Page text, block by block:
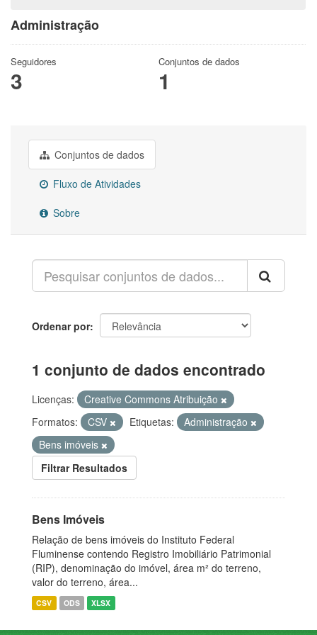
Administração
Seguidores
3
Conjuntos de dados
1
Conjuntos de dados
Fluxo de Atividades
Sobre
Ordenar por
1 conjunto de dados encontrado
Licenças:
Creative Commons Atribuição
Formatos:
CSV Etiquetas:
Administração
Bens imóveis
Filtrar Resultados
Bens Imóveis
Relação de bens imóveis do Instituto Federal
Fluminense contendo Registro Imobiliário Patrimonial
(RIP), denominação do imóvel, área m² do terreno,
valor do terreno, área...
CSV ODS XLSX